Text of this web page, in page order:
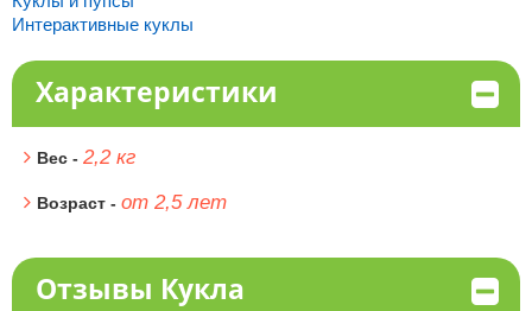
Интерактивные куклы
Характеристики
Вес - 2,2 кг
Возраст - от 2,5 лет
Отзывы Кукла